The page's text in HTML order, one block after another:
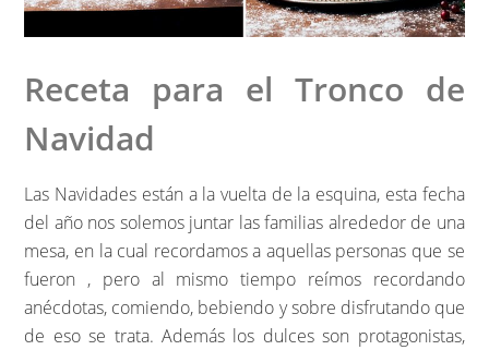
Receta para el Tronco de
Navidad
Las Navidades están a la vuelta de la esquina, esta fecha
del año nos solemos juntar las familias alrededor de una
mesa, en la cual recordamos a aquellas personas que se
fueron , pero al mismo tiempo reímos recordando
anécdotas, comiendo, bebiendo y sobre disfrutando que
de eso se trata. Además los dulces son protagonistas,